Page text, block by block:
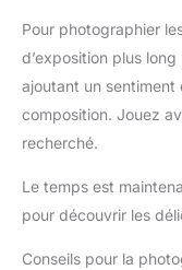
Pour photographier
d’exposition plus long
ajoutant un sentiment
composition. Jouez
recherché.
Le temps est
pour découvrir les
Conseils pour la